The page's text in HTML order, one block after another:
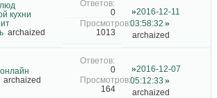
кухни
archaized
0
1013
2016-12-11
03:58:32
archaized
archaized
0
164
2016-12-07
05:12:33
archaized